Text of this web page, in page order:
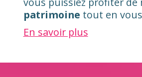
patrimoine tout en
En savoir plus